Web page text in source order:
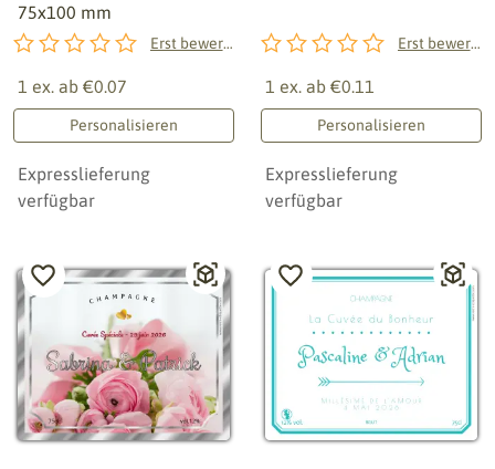
75x100 mm
Erst bewerten!
1 ex. ab €0.07
Personalisieren
Expresslieferung
verfügbar
Erst bewerten!
1 ex. ab €0.11
Personalisieren
Expresslieferung
verfügbar